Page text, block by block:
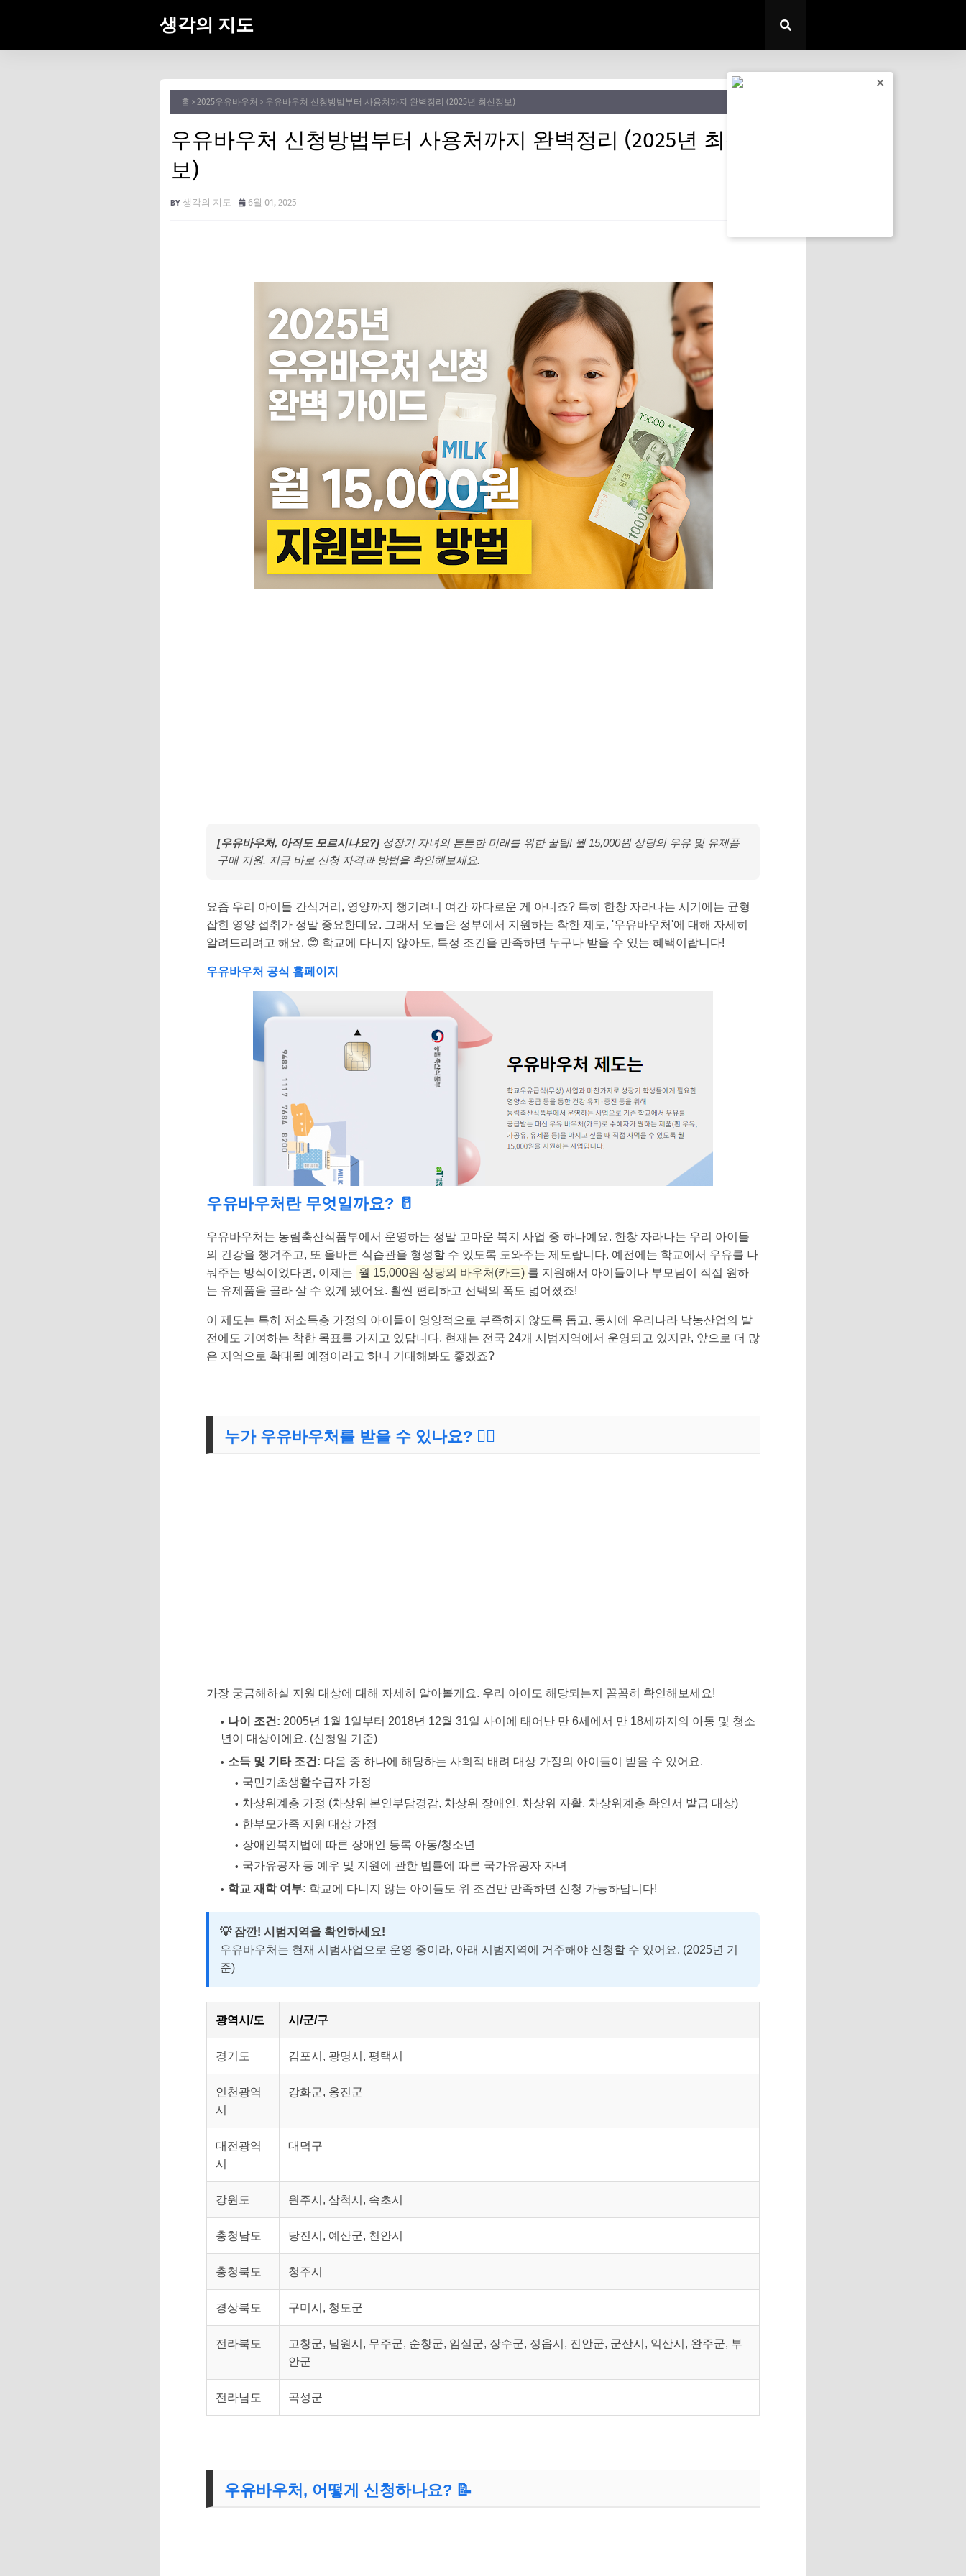
생각의 지도
홈 2025우유바우처 우유바우처 신청방법부터 사용처까지 완벽정리 (2025년 최신정보)
우유바우처 신청방법부터 사용처까지 완벽정리 (2025년 최신정
보)
생각의 지도 6월 01, 2025
[우유바우처, 아직도 모르시나요?]성장기 자녀의 튼튼한 미래를 위한 꿀팁! 월 15,000원 상당의 우유 및 유제품
구매 지원, 지금 바로 신청 자격과 방법을 확인해보세요.
요즘 우리 아이들 간식거리, 영양까지 챙기려니 여간 까다로운 게 아니죠? 특히 한창 자라나는 시기에는 균형
잡힌 영양 섭취가 정말 중요한데요. 그래서 오늘은 정부에서 지원하는 착한 제도, '우유바우처'에 대해 자세히
알려드리려고 해요. 😊 학교에 다니지 않아도, 특정 조건을 만족하면 누구나 받을 수 있는 혜택이랍니다!
우유바우처 공식 홈페이지
우유바우처란 무엇일까요? 🥛
우유바우처는 농림축산식품부에서 운영하는 정말 고마운 복지 사업 중 하나예요. 한창 자라나는 우리 아이들
의 건강을 챙겨주고, 또 올바른 식습관을 형성할 수 있도록 도와주는 제도랍니다. 예전에는 학교에서 우유를 나
눠주는 방식이었다면, 이제는 월 15,000원 상당의 바우처(카드) 를 지원해서 아이들이나 부모님이 직접 원하
는 유제품을 골라 살 수 있게 됐어요. 훨씬 편리하고 선택의 폭도 넓어졌죠!
이 제도는 특히 저소득층 가정의 아이들이 영양적으로 부족하지 않도록 돕고, 동시에 우리나라 낙농산업의 발
전에도 기여하는 착한 목표를 가지고 있답니다. 현재는 전국 24개 시범지역에서 운영되고 있지만, 앞으로 더 많
은 지역으로 확대될 예정이라고 하니 기대해봐도 좋겠죠?
누가 우유바우처를 받을 수 있나요? 🙋‍♀️
가장 궁금해하실 지원 대상에 대해 자세히 알아볼게요. 우리 아이도 해당되는지 꼼꼼히 확인해보세요!
나이 조건: 2005년 1월 1일부터 2018년 12월 31일 사이에 태어난 만 6세에서 만 18세까지의 아동 및 청소
년이 대상이에요. (신청일 기준)
소득 및 기타 조건: 다음 중 하나에 해당하는 사회적 배려 대상 가정의 아이들이 받을 수 있어요.
국민기초생활수급자 가정
차상위계층 가정 (차상위 본인부담경감, 차상위 장애인, 차상위 자활, 차상위계층 확인서 발급 대상)
한부모가족 지원 대상 가정
장애인복지법에 따른 장애인 등록 아동/청소년
국가유공자 등 예우 및 지원에 관한 법률에 따른 국가유공자 자녀
학교 재학 여부: 학교에 다니지 않는 아이들도 위 조건만 만족하면 신청 가능하답니다!
💡 잠깐! 시범지역을 확인하세요!
우유바우처는 현재 시범사업으로 운영 중이라, 아래 시범지역에 거주해야 신청할 수 있어요. (2025년 기
준)
광역시/도 시/군/구
경기도 김포시, 광명시, 평택시
인천광역
시
강화군, 옹진군
대전광역
시
대덕구
강원도 원주시, 삼척시, 속초시
충청남도 당진시, 예산군, 천안시
충청북도 청주시
경상북도 구미시, 청도군
전라북도
고창군, 남원시, 무주군, 순창군, 임실군, 장수군, 정읍시, 진안군, 군산시, 익산시, 완주군, 부
안군
전라남도 곡성군
우유바우처, 어떻게 신청하나요? 📝
✕